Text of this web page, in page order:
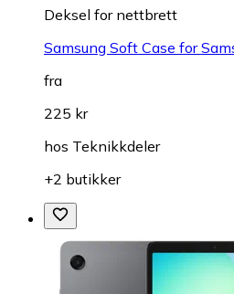
Deksel for nettbrett
Samsung Soft Case for
fra
225 kr
hos Teknikkdeler
+2 butikker